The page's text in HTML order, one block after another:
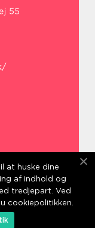
at huske dine
af indhold og
tredjepart. Ved
cookiepolitikken.